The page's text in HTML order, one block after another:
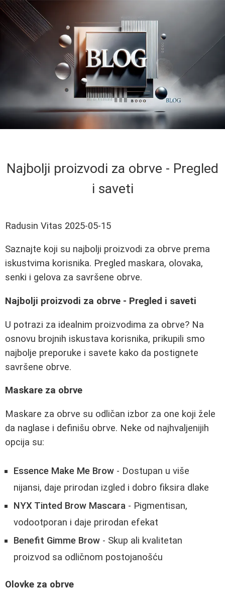
Najbolji proizvodi za obrve - Pregled
i saveti
Radusin Vitas 2025-05-15
Saznajte koji su najbolji proizvodi za obrve prema
iskustvima korisnika. Pregled maskara, olovaka,
senki i gelova za savršene obrve.
Najbolji proizvodi za obrve - Pregled i saveti
U potrazi za idealnim proizvodima za obrve? Na
osnovu brojnih iskustava korisnika, prikupili smo
najbolje preporuke i savete kako da postignete
savršene obrve.
Maskare za obrve
Maskare za obrve su odličan izbor za one koji žele
da naglase i definišu obrve. Neke od najhvaljenijih
opcija su:
Essence Make Me Brow - Dostupan u više
nijansi, daje prirodan izgled i dobro fiksira dlake
NYX Tinted Brow Mascara - Pigmentisan,
vodootporan i daje prirodan efekat
Benefit Gimme Brow - Skup ali kvalitetan
proizvod sa odličnom postojanošću
Olovke za obrve